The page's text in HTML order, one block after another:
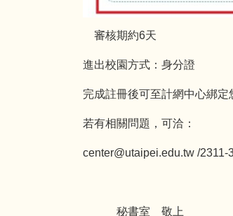
審核期約6天
進出校園方式：身分證
完成註冊後可至計網中心綁
若有相關問題，可洽：
center@utaipei.edu.tw /2311-
秘書室 敬上